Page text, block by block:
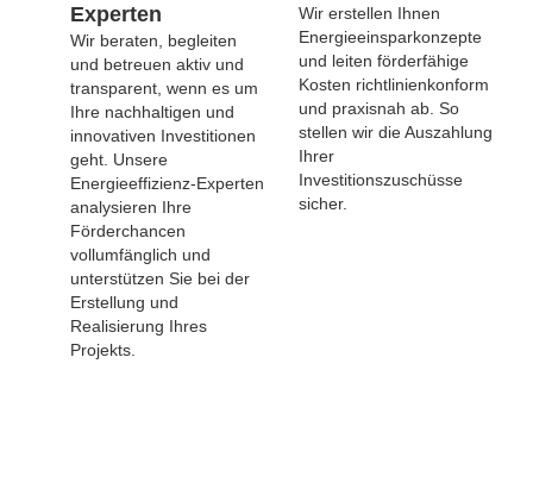
Experten
Wir beraten, begleiten
und betreuen aktiv und
transparent, wenn es um
Ihre nachhaltigen und
innovativen Investitionen
geht. Unsere
Energieeffizienz-Experten
analysieren Ihre
Förderchancen
vollumfänglich und
unterstützen Sie bei der
Erstellung und
Realisierung Ihres
Projekts.
Wir erstellen Ihnen
Energieeinsparkonzepte
und leiten förderfähige
Kosten richtlinienkonform
und praxisnah ab. So
stellen wir die Auszahlung
Ihrer
Investitionszuschüsse
sicher.